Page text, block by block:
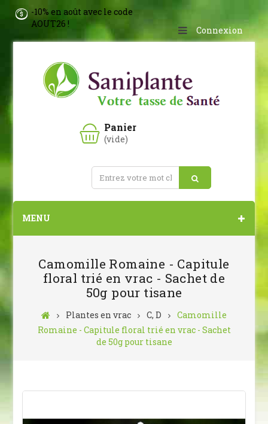
Connexion
-10% en août avec le code
AOUT26 !
Panier
(vide)
MENU
Camomille Romaine - Capitule
floral trié en vrac - Sachet de
50g pour tisane
Plantes en vrac C, D
Camomille
Romaine - Capitule floral trié en vrac - Sachet
de 50g pour tisane